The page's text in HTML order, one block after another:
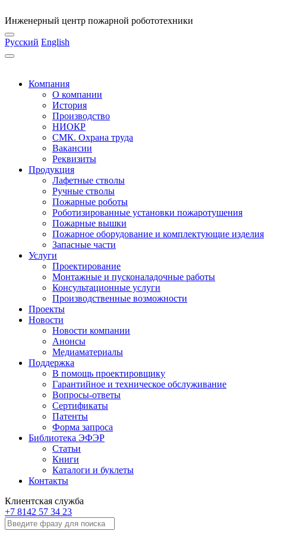
Инженерный центр пожарной робототехники
Русский English
Компания
О компании
История
Производство
НИОКР
СМК. Охрана труда
Вакансии
Реквизиты
Продукция
Лафетные стволы
Ручные стволы
Пожарные роботы
Роботизированные установки пожаротушения
Пожарные вышки
Пожарное оборудование и комплектующие изделия
Запасные части
Услуги
Проектирование
Монтажные и пусконаладочные работы
Консультационные услуги
Производственные возможности
Проекты
Новости
Новости компании
Анонсы
Медиаматериалы
Поддержка
В помощь проектировщику
Гарантийное и техническое обслуживание
Вопросы-ответы
Сертификаты
Патенты
Форма запроса
Библиотека ЭФЭР
Статьи
Книги
Каталоги и буклеты
Контакты
Клиентская служба
+7 8142 57 34 23